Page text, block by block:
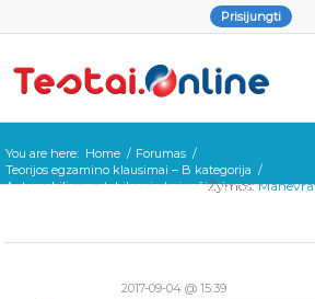
Prisijungti
You are here: Home / Forumas /
Teorijos egzamino klausimai – B kategorija /
Automobilis yra stabilesnis, kai važiuojama:
Žymos:
2017-09-04 @ 15:39